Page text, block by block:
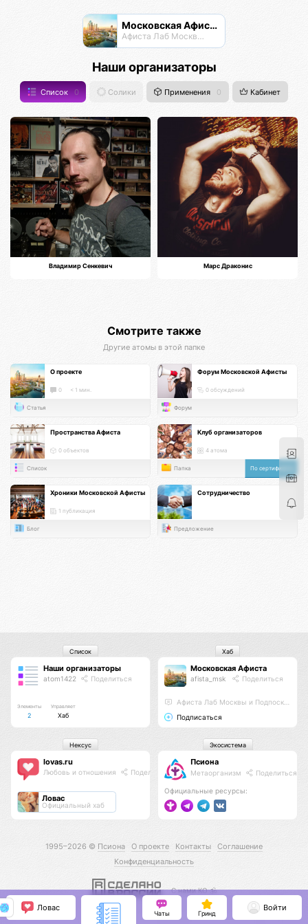
Московская Афиста
Афиста Лаб Москвы и Подпосковья
Наши организаторы
Список 0 Солики Применения 0 Кабинет
Владимир Сенкевич Марс Драконис
Смотрите также
Другие атомы в этой папке
О проекте
0 < 1 мин.
Статья
Форум Московской Афисты
0 обсуждений
Форум
Пространства Афиста
0 объектов
Список
Клуб организаторов
4 атома
Папка По сертификату
Хроники Московской Афисты
1 публикация
Блог
Сотрудничество
Предложение
Наши организаторы
atom1422 Поделиться
Элементы
2
Управляет
Хаб
Список
Московская Афиста
afista_msk Поделиться
Афиста Лаб Москвы и Подпосковья
Подписаться
Хаб
lovas.ru
Любовь и отношения Поделиться
Ловас
Официальный хаб
Нексус
Псиона
Метаорганизм Поделиться
Официальные ресурсы:
Экосистема
1995–2026 © Псиона О проекте Контакты
Соглашение
Конфиденциальность
С нами КО 🕉️
Ловас
Чаты Гринд
Войти